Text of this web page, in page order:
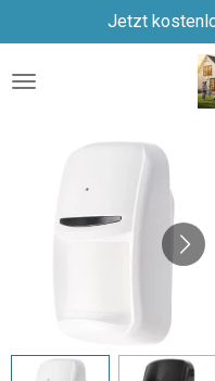
Hauptinhalt
springen
Jetzt